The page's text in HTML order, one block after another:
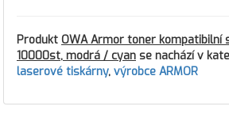
Produkt OWA Armor toner kompatibilní
10000st, modrá / cyan se nachází v
laserové tiskárny, výrobce ARMOR